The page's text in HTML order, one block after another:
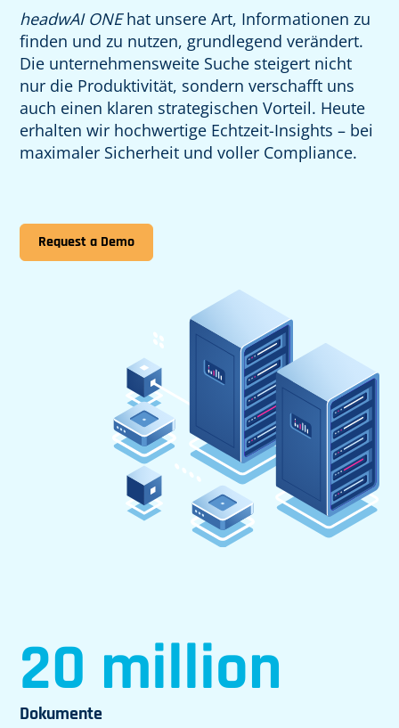
headwAI ONEhat unsere Art, Informationen zu
finden und zu nutzen, grundlegend verändert.
Die unternehmensweite Suche steigert nicht
nur die Produktivität, sondern verschafft uns
auch einen klaren strategischen Vorteil. Heute
erhalten wir hochwertige Echtzeit-Insights – bei
maximaler Sicherheit und voller Compliance.
Request a Demo
20 million
Dokumente